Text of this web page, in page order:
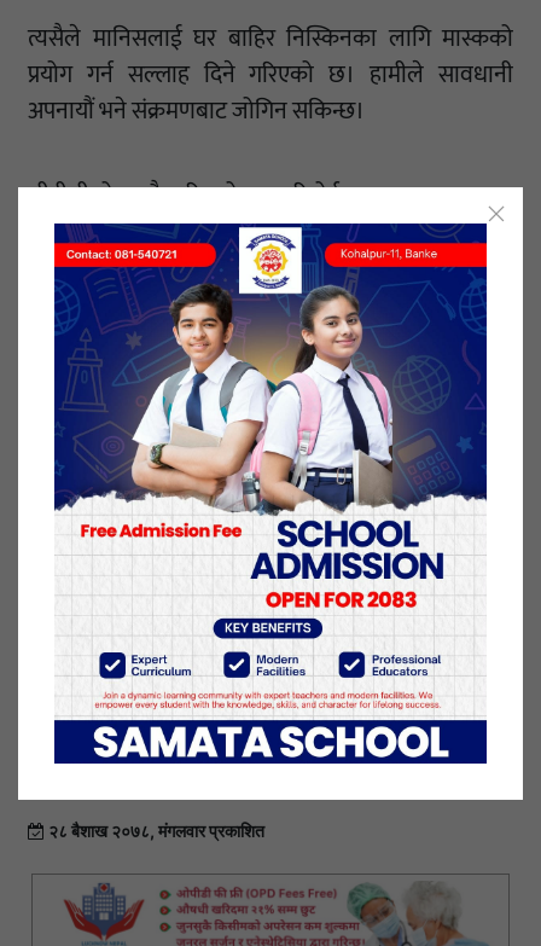
त्यसैले मानिसलाई घर बाहिर निस्किनका लागि मास्कको
प्रयोग गर्न सल्लाह दिने गरिएको छ। हामीले सावधानी
अपनायौं भने संक्रमणबाट जोगिन सकिन्छ।
सीडीसीको हालै गरिएको एक रिपोर्टमा युवाहरूमा लक्षण
देखिएको १० दिनसम्म संक्रमण रहन्छ। यसलाई आधार मान्दा
१० दिनपछि युवाहरूबाट अरुमा संक्रमण नसर्ने देखिन्छ।
तर, गम्भीर रोगी वा कमजोर प्रतिरोधात्मक क्षमता भएका
मानिसबाट २० दिनसम्म संक्रमण सर्ने पाइएको छ। प्रेस
इन्फर्मेशन ब्यूरो (पीआईबी) ले ट्वीट गर्दै लक्षण सुरु भएको १०
दिनपछि कोरोना संक्रमित गैरसंक्रमित हुने पाइएको छ। १०
दिनपछि संक्रमण नफैलिने पाइएको छ।
कुनै मानिसमा पछिल्ला केहि दिन कुनै लक्षण नदेखिए वा
ज्वरो तथा खोकी नलागे होम आइसोलेशन बसेका मान्छेले
आरडिटी वा पीसीआर गर्नुपर्ने आवश्यकता हुँदैन।
कोरोनाबाट जोगिन घरमै बस्नु आवश्यक हुन्छ। संक्रमणको
दोस्रो लहर निकै घातक देखिएको छ। सम्भव भएसम्म घर
बाहिर नजानु नै बुद्धिमानी हुन्छ। बाहिर निस्किनै परे मास्क
लगाएर सामाजिक दूरी कायम गर्नु आवश्यक हुन्छ।
२८ बैशाख २०७८, मंगलवार प्रकाशित